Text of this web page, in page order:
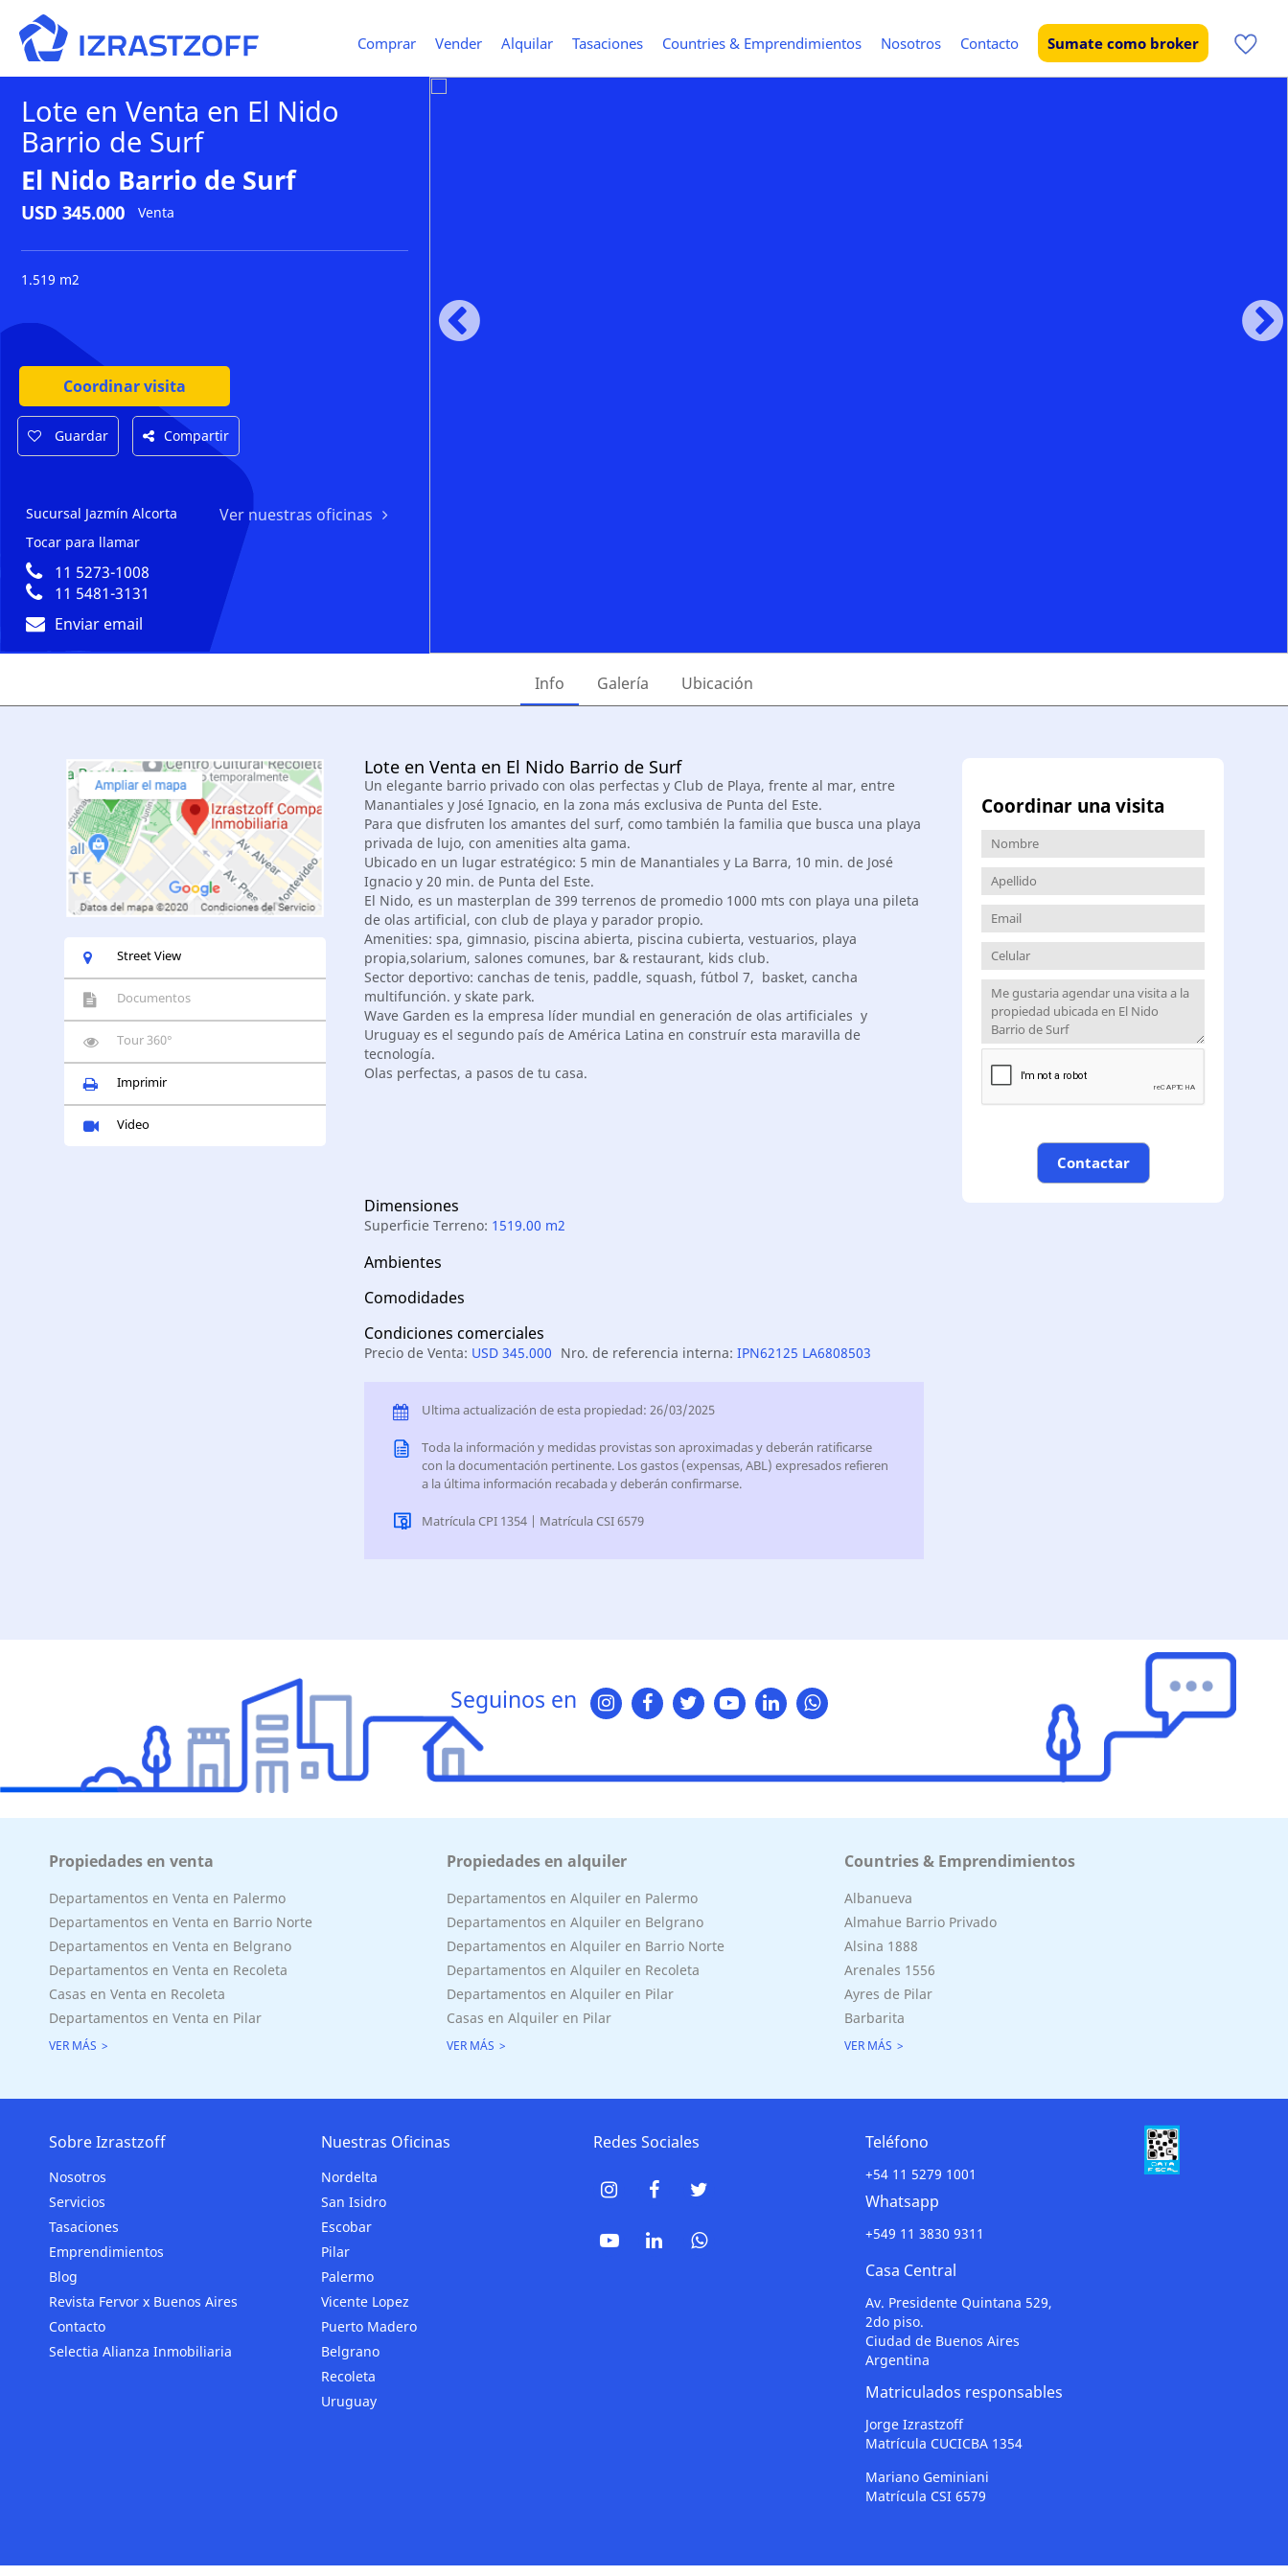
Comprar Vender Alquilar Tasaciones Countries & Emprendimientos Nosotros Contacto Sumate como broker
Superficie Terreno 1519.00 M2
Cubierta: 0.00 M2
Semicubierta 0.00 M2
Lote en Venta en El Nido
Barrio de Surf
El Nido Barrio de Surf
USD 345.000 Venta
1.519 m2
Coordinar visita
Guardar Compartir
Sucursal Jazmín Alcorta
Tocar para llamar
11 5273-1008
11 5481-3131
Enviar email
Ver nuestras oficinas
Info Galería Ubicación
Street View
Documentos
Tour 360°
Imprimir
Video
Lote en Venta en El Nido Barrio de Surf
Un elegante barrio privado con olas perfectas y Club de Playa, frente al mar, entre
Manantiales y José Ignacio, en la zona más exclusiva de Punta del Este.
Para que disfruten los amantes del surf, como también la familia que busca una playa
privada de lujo, con amenities alta gama.
Ubicado en un lugar estratégico: 5 min de Manantiales y La Barra, 10 min. de José
Ignacio y 20 min. de Punta del Este.
El Nido, es un masterplan de 399 terrenos de promedio 1000 mts con playa una pileta
de olas artificial, con club de playa y parador propio.
Amenities: spa, gimnasio, piscina abierta, piscina cubierta, vestuarios, playa
propia,solarium, salones comunes, bar & restaurant, kids club.
Sector deportivo: canchas de tenis, paddle, squash, fútbol 7, basket, cancha
multifunción. y skate park.
Wave Garden es la empresa líder mundial en generación de olas artificiales y
Uruguay es el segundo país de América Latina en construír esta maravilla de
tecnología.
Olas perfectas, a pasos de tu casa.
Dimensiones
Superficie Terreno: 1519.00 m2
Ambientes
Comodidades
Condiciones comerciales
Precio de Venta: USD 345.000 Nro. de referencia interna: IPN62125 LA6808503
Ultima actualización de esta propiedad: 26/03/2025
Toda la información y medidas provistas son aproximadas y deberán ratificarse
con la documentación pertinente. Los gastos (expensas, ABL) expresados refieren
a la última información recabada y deberán confirmarse.
Matrícula CPI 1354 | Matrícula CSI 6579
Coordinar una visita
Contactar
Seguinos en
Propiedades en venta
Departamentos en Venta en Palermo
Departamentos en Venta en Barrio Norte
Departamentos en Venta en Belgrano
Departamentos en Venta en Recoleta
Casas en Venta en Recoleta
Departamentos en Venta en Pilar
VER MÁS
Propiedades en alquiler
Departamentos en Alquiler en Palermo
Departamentos en Alquiler en Belgrano
Departamentos en Alquiler en Barrio Norte
Departamentos en Alquiler en Recoleta
Departamentos en Alquiler en Pilar
Casas en Alquiler en Pilar
VER MÁS
Countries & Emprendimientos
Albanueva
Almahue Barrio Privado
Alsina 1888
Arenales 1556
Ayres de Pilar
Barbarita
VER MÁS
Sobre Izrastzoff
Nosotros
Servicios
Tasaciones
Emprendimientos
Blog
Revista Fervor x Buenos Aires
Contacto
Selectia Alianza Inmobiliaria
Nuestras Oficinas
Nordelta
San Isidro
Escobar
Pilar
Palermo
Vicente Lopez
Puerto Madero
Belgrano
Recoleta
Uruguay
Redes Sociales Teléfono
+54 11 5279 1001
Whatsapp
+549 11 3830 9311
Casa Central
Av. Presidente Quintana 529,
2do piso.
Ciudad de Buenos Aires
Argentina
Matriculados responsables
Jorge Izrastzoff
Matrícula CUCICBA 1354
Mariano Geminiani
Matrícula CSI 6579